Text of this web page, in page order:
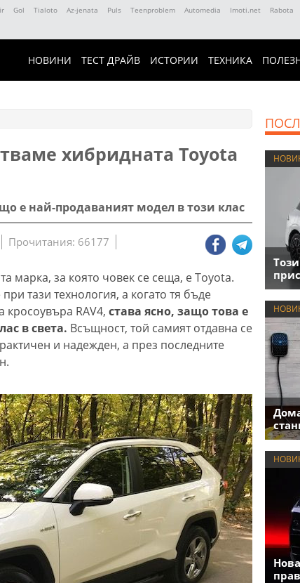
Gol Tialoto Az-jenata Puls Teenproblem Automedia Imoti.net Rabota
НОВИНИ ТЕСТ ДРАЙВ ИСТОРИИ ТЕХНИКА
хибридната Toyota
е най-продаваният модел в този клас
Прочитания: 66177
марка, за която човек се сеща, е Toyota.
тази технология, а когато тя бъде
кросоувъра RAV4, става ясно, защо това е
в света. Всъщност, той самият отдавна се
и надежден, а през последните